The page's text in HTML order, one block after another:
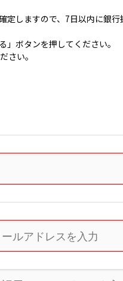
定しますので、7日以内に銀
ボタンを押してください。
さい。